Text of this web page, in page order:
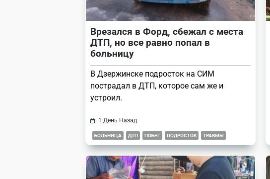
Врезался в Форд, сбежал с места
ДТП, но все равно попал в
больницу
В Дзержинске подросток на СИМ
пострадал в ДТП, которое сам же и
устроил.
1 День Назад
БОЛЬНИЦА ДТП ПОБЕГ ПОДРОСТОК ТРАВМЫ